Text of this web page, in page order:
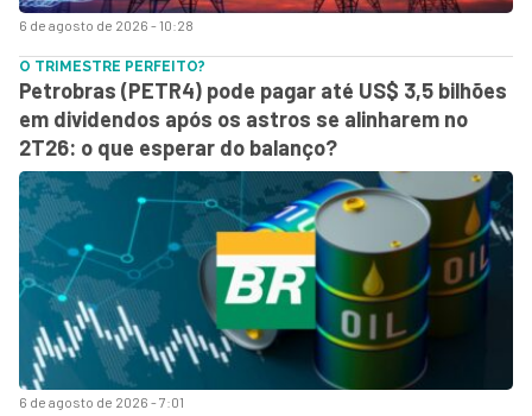
6 de agosto de 2026 - 10:28
6 de agosto de 2026 - 7:01
O TRIMESTRE PERFEITO?
Petrobras (PETR4) pode pagar até US$ 3,5 bilhões
em dividendos após os astros se alinharem no
2T26: o que esperar do balanço?